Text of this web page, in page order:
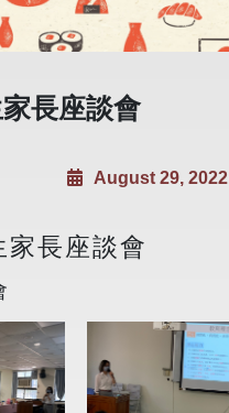
長座談會
August 29, 2022
長座談會